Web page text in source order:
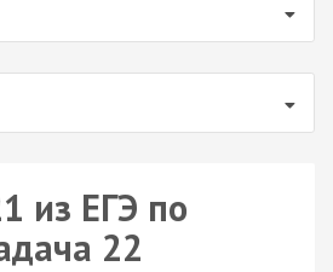
из ЕГЭ по
22